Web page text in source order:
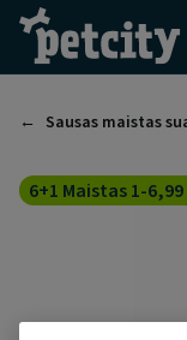
Sausas maistas
6+1 Maistas 1-